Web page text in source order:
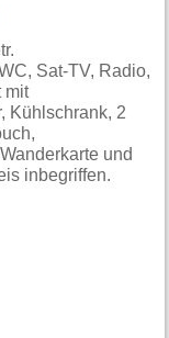
Sat-TV, Radio,
mit
Kühlschrank, 2
und
inbegriffen.